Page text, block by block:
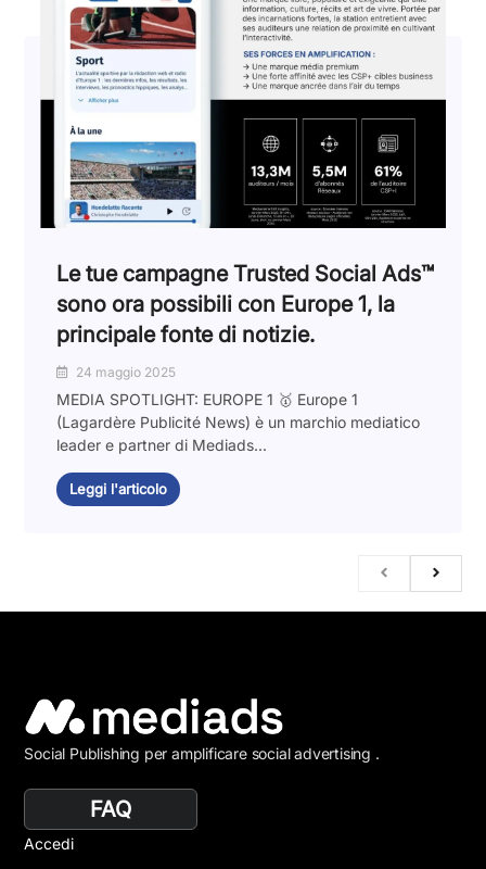
Le tue campagne Trusted Social Ads™️
sono ora possibili con Europe 1, la
principale fonte di notizie.
24 maggio 2025
MEDIA SPOTLIGHT: EUROPE 1 🥇 Europe 1
(Lagardère Publicité News) è un marchio mediatico
leader e partner di Mediads...
Leggi l'articolo
Social Publishing per amplificare social advertising .
FAQ
Accedi